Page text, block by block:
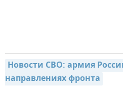
Новости СВО: армия
направлениях фронта